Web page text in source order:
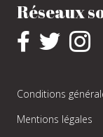
Réseaux
Conditions
Mentions légales